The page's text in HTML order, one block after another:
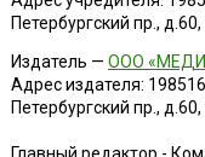
Петербургский пр.,
Издатель — ООО
Адрес издателя:
Петербургский пр.,
Главный редактор -